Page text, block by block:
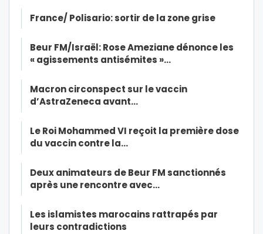
France/ Polisario: sortir de la zone grise
Beur FM/Israël: Rose Ameziane dénonce les
« agissements antisémites »…
Macron circonspect sur le vaccin
d’AstraZeneca avant…
Le Roi Mohammed VI reçoit la première dose
du vaccin contre la…
Deux animateurs de Beur FM sanctionnés
après une rencontre avec…
Les islamistes marocains rattrapés par
leurs contradictions